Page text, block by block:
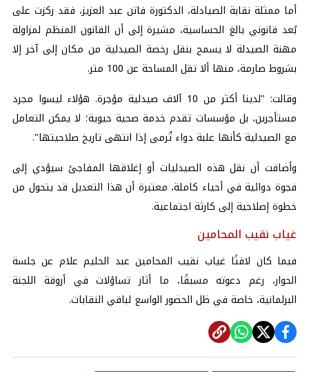
أما ممثلة نقابة الصيادلة، الدكتورة فاتن عبد العزيز، فقد ركزت على
بُعد قانوني بالغ الحساسية، مشيرة إلى أن القانون المنظم لمزاولة
مهنة الصيدلة لا يسمح بنقل رخصة الصيدلية من مكان إلى آخر إلا
بشروط صارمة، منها ألا تقل المساحة عن 100 متر.
وقالت: "لدينا أكثر من 10 آلاف صيدلية مؤجرة. هؤلاء ليسوا مجرد
مستأجرين، بل مؤسسات تقدم خدمة صحية حيوية؛ لا يمكن التعامل
مع الصيدلية كأنها علبة دواء تُرمى إذا انتهى تاريخ صلاحيتها".
وأضافت أن نقل هذه الصيدليات أو إغلاقها المفاجئ سيؤدي إلى
فجوة دوائية في أحياء كاملة، معتبرة أن هذا التعديل قد يتحول من
خطوة إصلاحية إلى كارثة اجتماعية.
غياب نقيب المحامين
فيما كان لافتًا غياب نقيب المحامين عبد الحليم علام عن جلسة
الحوار، رغم دعوته مسبقًا، ما أثار تساؤلات في أروقة اللجنة
البرلمانية، خاصة في ظل الحضور الواسع لباقي النقابات.